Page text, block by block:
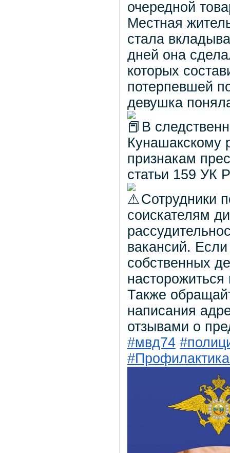
очередной
Местная
стала
дней она
которых
потерпевшей
девушка
В
Кунашакскому
признакам
статьи 159 УК
Сотрудники
соискателям
вакансий.
собственных
Также
написания
отзывами о
#мвд74